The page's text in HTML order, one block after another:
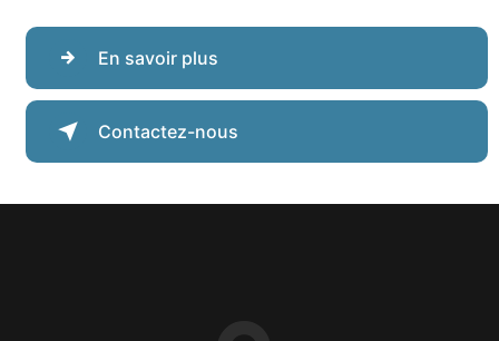
En savoir plus
Contactez-nous